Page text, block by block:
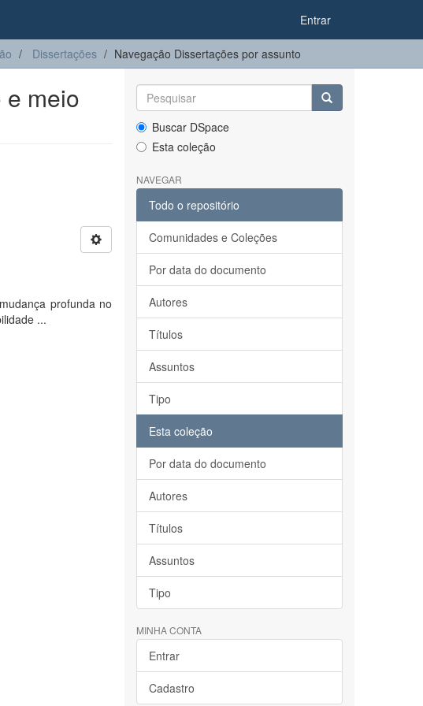
Entrar
Dissertações Navegação Dissertações por assunto
meio
profunda no
...
Buscar DSpace
Esta coleção
NAVEGAR
Todo o repositório
Comunidades e Coleções
Por data do documento
Autores
Títulos
Assuntos
Tipo
Esta coleção
Por data do documento
Autores
Títulos
Assuntos
Tipo
MINHA CONTA
Entrar
Cadastro